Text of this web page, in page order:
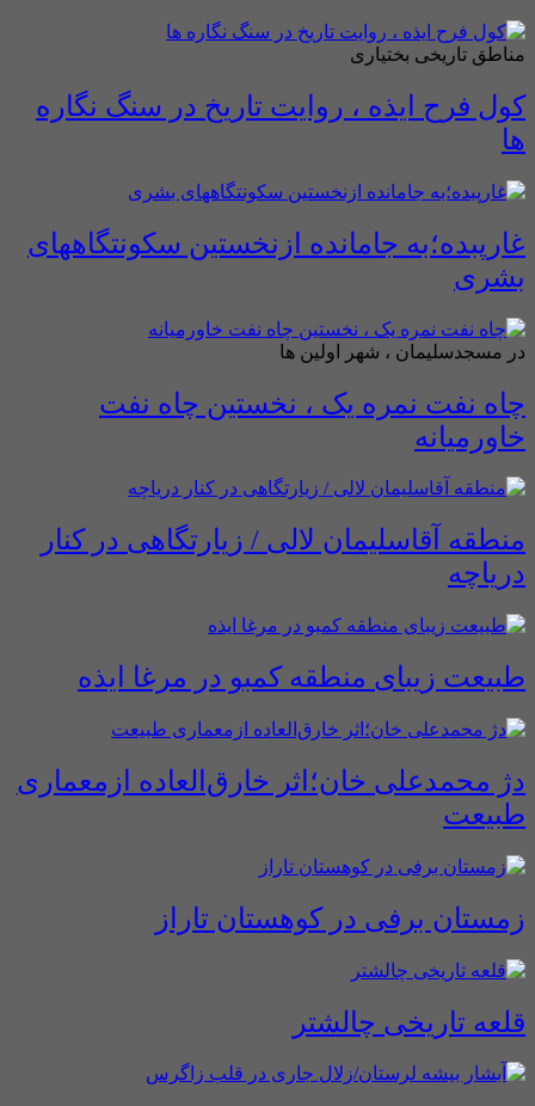
مناطق تاریخی بختیاری
کول فرح ایذه ، روایت تاریخ در سنگ نگاره
ها
غارپبده؛به جامانده ازنخستین سکونتگاههای
بشری
در مسجدسلیمان ، شهر اولین ها
چاه نفت نمره یک ، نخستین چاه نفت
خاورمیانه
منطقه آقاسلیمان لالی / زیارتگاهی در کنار
دریاچه
طبیعت زیبای منطقه کمبو در مرغا ایذه
دژ محمدعلی خان؛اثر خارق‌العاده ازمعماری
طبیعت
زمستان برفی در کوهستان تاراز
قلعه تاریخی چالشتر